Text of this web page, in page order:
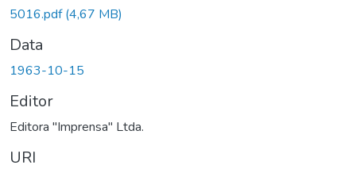
5016.pdf(4,67 MB)
Data
1963-10-15
Editor
Editora "Imprensa" Ltda.
URI